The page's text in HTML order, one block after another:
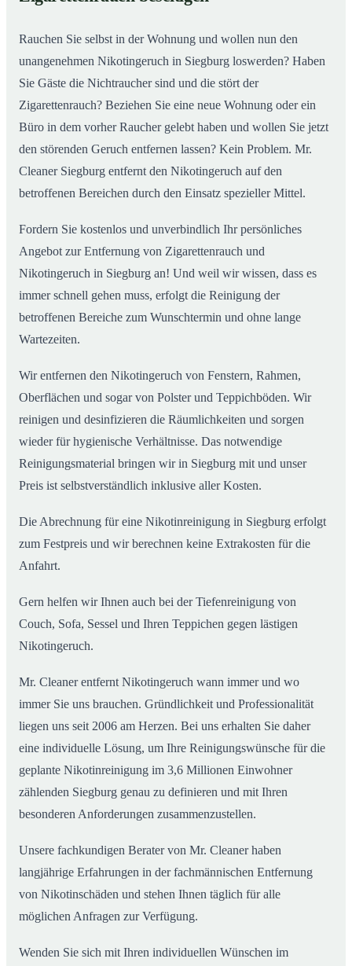
Rauchen Sie selbst in der Wohnung und wollen nun den
unangenehmen Nikotingeruch in Siegburg loswerden? Haben
Sie Gäste die Nichtraucher sind und die stört der
Zigarettenrauch? Beziehen Sie eine neue Wohnung oder ein
Büro in dem vorher Raucher gelebt haben und wollen Sie jetzt
den störenden Geruch entfernen lassen? Kein Problem. Mr.
Cleaner Siegburg entfernt den Nikotingeruch auf den
betroffenen Bereichen durch den Einsatz spezieller Mittel.
Fordern Sie kostenlos und unverbindlich Ihr persönliches
Angebot zur Entfernung von Zigarettenrauch und
Nikotingeruch in Siegburg an! Und weil wir wissen, dass es
immer schnell gehen muss, erfolgt die Reinigung der
betroffenen Bereiche zum Wunschtermin und ohne lange
Wartezeiten.
Wir entfernen den Nikotingeruch von Fenstern, Rahmen,
Oberflächen und sogar von Polster und Teppichböden. Wir
reinigen und desinfizieren die Räumlichkeiten und sorgen
wieder für hygienische Verhältnisse. Das notwendige
Reinigungsmaterial bringen wir in Siegburg mit und unser
Preis ist selbstverständlich inklusive aller Kosten.
Die Abrechnung für eine Nikotinreinigung in Siegburg erfolgt
zum Festpreis und wir berechnen keine Extrakosten für die
Anfahrt.
Gern helfen wir Ihnen auch bei der Tiefenreinigung von
Couch, Sofa, Sessel und Ihren Teppichen gegen lästigen
Nikotingeruch.
Mr. Cleaner entfernt Nikotingeruch wann immer und wo
immer Sie uns brauchen. Gründlichkeit und Professionalität
liegen uns seit 2006 am Herzen. Bei uns erhalten Sie daher
eine individuelle Lösung, um Ihre Reinigungswünsche für die
geplante Nikotinreinigung im 3,6 Millionen Einwohner
zählenden Siegburg genau zu definieren und mit Ihren
besonderen Anforderungen zusammenzustellen.
Unsere fachkundigen Berater von Mr. Cleaner haben
langjährige Erfahrungen in der fachmännischen Entfernung
von Nikotinschäden und stehen Ihnen täglich für alle
möglichen Anfragen zur Verfügung.
Wenden Sie sich mit Ihren individuellen Wünschen im